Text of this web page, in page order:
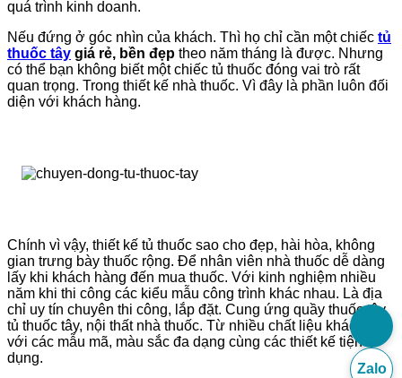
quá trình kinh doanh.
Nếu đứng ở góc nhìn của khách. Thì họ chỉ cần một chiếc tủ
thuốc tây giá rẻ, bền đẹp theo năm tháng là được. Nhưng
có thể bạn không biết một chiếc tủ thuốc đóng vai trò rất
quan trọng. Trong thiết kế nhà thuốc. Vì đây là phần luôn đối
diện với khách hàng.
Chính vì vậy, thiết kế tủ thuốc sao cho đẹp, hài hòa, không
gian trưng bày thuốc rộng. Để nhân viên nhà thuốc dễ dàng
lấy khi khách hàng đến mua thuốc. Với kinh nghiệm nhiều
năm khi thi công các kiểu mẫu công trình khác nhau. Là địa
chỉ uy tín chuyên thi công, lắp đặt. Cung ứng quầy thuốc tây,
tủ thuốc tây, nội thất nhà thuốc. Từ nhiều chất liệu khác nhau
với các mẫu mã, màu sắc đa dạng cùng các thiết kế tiện
dụng.
Zalo